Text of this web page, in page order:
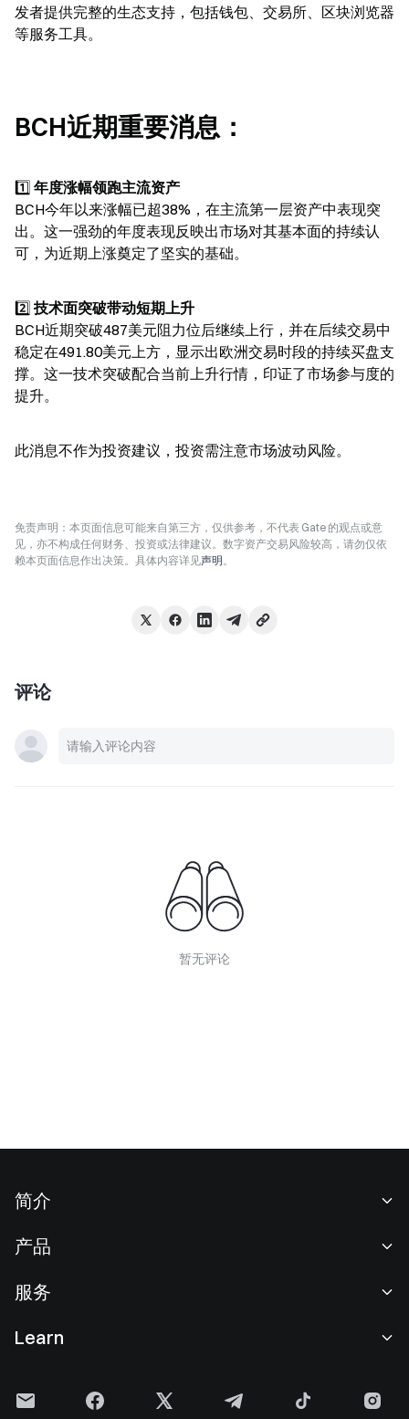
发者提供完整的生态支持，包括钱包、交易所、区块浏览器
等服务工具。
BCH近期重要消息：
1️⃣ 年度涨幅领跑主流资产
BCH今年以来涨幅已超38%，在主流第一层资产中表现突
出。这一强劲的年度表现反映出市场对其基本面的持续认
可，为近期上涨奠定了坚实的基础。
2️⃣ 技术面突破带动短期上升
BCH近期突破487美元阻力位后继续上行，并在后续交易中
稳定在491.80美元上方，显示出欧洲交易时段的持续买盘支
撑。这一技术突破配合当前上升行情，印证了市场参与度的
提升。
此消息不作为投资建议，投资需注意市场波动风险。
免责声明：本页面信息可能来自第三方，仅供参考，不代表 Gate 的观点或意
见，亦不构成任何财务、投资或法律建议。数字资产交易风险较高，请勿仅依
赖本页面信息作出决策。具体内容详见声明。
评论
暂无评论
简介
新闻中心
产品
现货交易
理财中心
服务
Learn
Gate 快讯